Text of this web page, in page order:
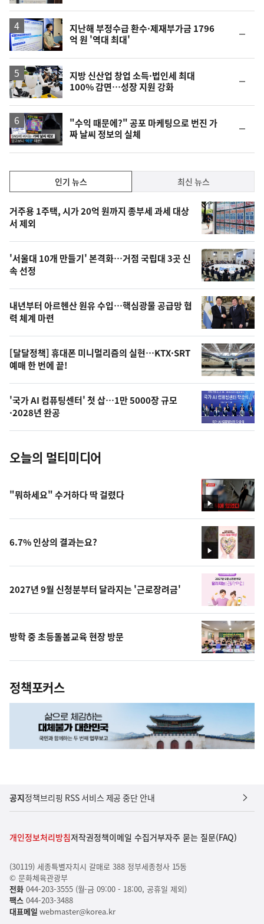
지난해 부정수급 환수·제재부가금 1796
억 원 '역대 최대'
일
지방 신산업 창업 소득·법인세 최대
100% 감면…성장 지원 강화
일
영
상
"수익 때문에?" 공포 마케팅으로 번진 가
짜 날씨 정보의 실체
일
기,
최
신,
오
늘
의
영
상
오
늘
의
사
진
인기 뉴스 최신 뉴스
기
뉴
스
거주용 1주택, 시가 20억 원까지 종부세 과세 대상
서 제외
'서울대 10개 만들기' 본격화…거점 국립대 3곳 신
속 선정
내년부터 아르헨산 원유 수입…핵심광물 공급망 협
력 체계 마련
[달달정책] 휴대폰 미니멀리즘의 실현…KTX·SRT
예매 한 번에 끝!
'국가 AI 컴퓨팅센터' 첫 삽…1만 5000장 규모
·2028년 완공
오늘의 멀티미디어
영
상
"뭐하세요" 수거하다 딱 걸렸다
영
상
6.7% 인상의 결과는요?
2027년 9월 신청분부터 달라지는 '근로장려금'
방학 중 초등돌봄교육 현장 방문
정책포커스
공지정책브리핑 RSS 서비스 제공 중단 안내
개인정보처리방침저작권정책이메일 수집거부자주 묻는 질문(FAQ)
(30119) 세종특별자치시 갈매로 388 정부세종청사 15동
© 문화체육관광부
전화044-203-3555 (월-금 09:00 - 18:00, 공휴일 제외)
팩스044-203-3488
대표메일 webmaster@korea.kr